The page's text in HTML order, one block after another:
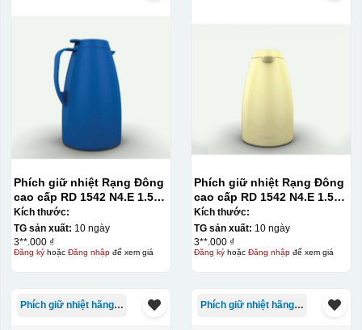
Kiểu in:
In lưới (silk screen printing) trong ngành quà tặng là kỹ
Phích giữ nhiệt Rạng Đông
cao cấp RD 1542 N4.E 1.5L
màu xanh dương
Kích thước:
TG sản xuất: 10 ngày
3**.000 ₫
Đăng kýhoặc Đăng nhậpđể xem giá
Phích giữ nhiệt Rạng Đông
cao cấp RD 1542 N4.E 1.5L
– màu vàng
Kích thước:
TG sản xuất: 10 ngày
3**.000 ₫
Đăng kýhoặc Đăng nhậpđể xem giá
Phích giữ nhiệt hãng Rạng Đông Phích giữ nhiệt hãng Rạng Đông